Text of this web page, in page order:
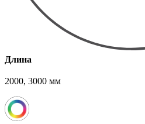
Длина
2000, 3000 мм